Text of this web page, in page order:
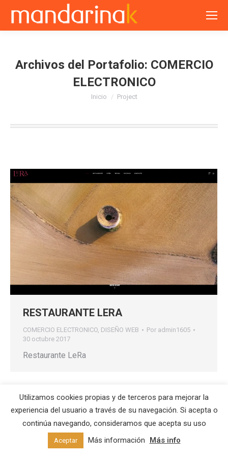
Archivos del Portafolio: COMERCIO
ELECTRONICO
Estás aquí:
Inicio Project
RESTAURANTE LERA
COMERCIO ELECTRONICO, DISEÑO WEB Por admin1605
30 octubre 2017
Restaurante LeRa
www.mandarinak.eu
info@mandarinak.eu
Utilizamos cookies propias y de terceros para mejorar la
experiencia del usuario a través de su navegación. Si acepta o
continúa navegando, consideramos que acepta su uso
Aceptar Más información Más info